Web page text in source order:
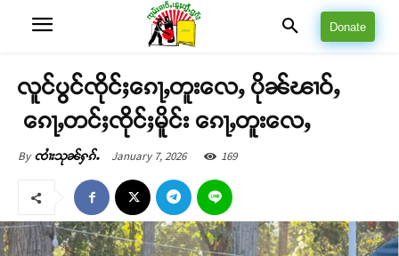
Donate
လူင်ပွင်ၸိုင်ႈၵေႃႇတူးလေႇ ပိုၼ်ၽၢဝ်ႇ
ၵေႃႇတင်ႈၸိုင်ႈမိူင်း ၵေႃႇတူးလေႇ
By ၸၢႆးသုၼ်ႁၵ်ႉ January 7, 2026 169